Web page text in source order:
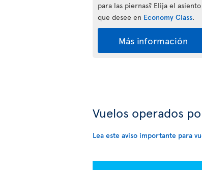
para las piernas? Elija el asiento
que desee en Economy Class.
Más información
Vuelos operados
Lea este aviso importante para